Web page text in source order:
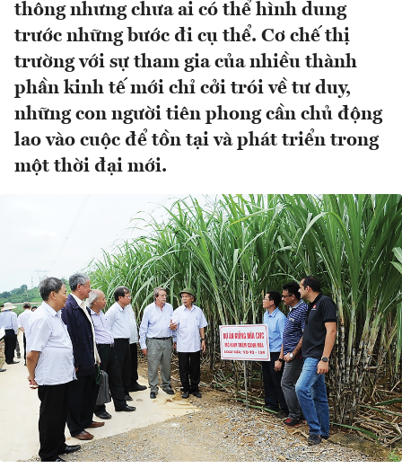
thông nhưng chưa ai có thể hình dung
trước những bước đi cụ thể. Cơ chế thị
trường với sự tham gia của nhiều thành
phần kinh tế mới chỉ cởi trói về tư duy,
những con người tiên phong cần chủ động
lao vào cuộc để tồn tại và phát triển trong
một thời đại mới.